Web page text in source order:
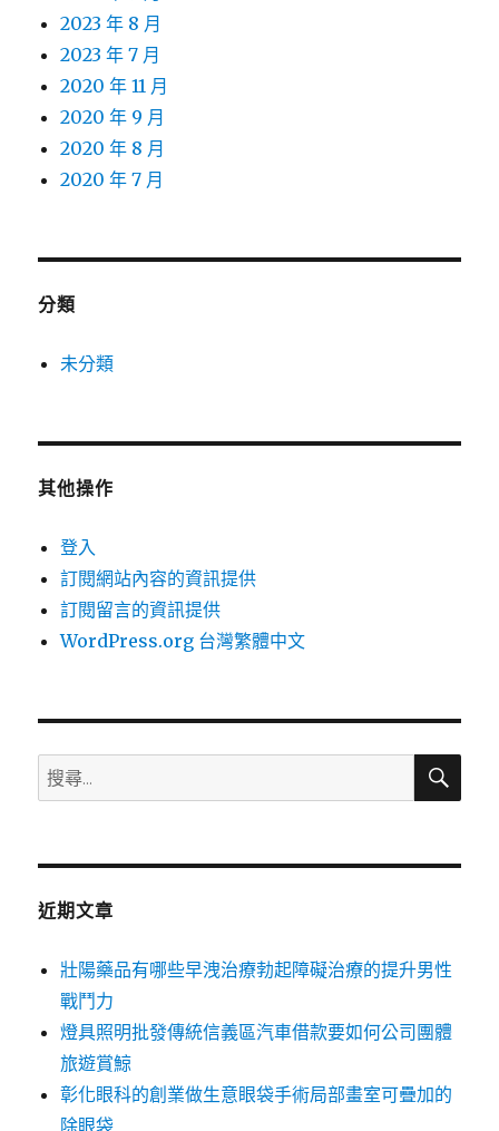
2023 年 8 月
2023 年 7 月
2020 年 11 月
2020 年 9 月
2020 年 8 月
2020 年 7 月
分類
未分類
其他操作
登入
訂閱網站內容的資訊提供
訂閱留言的資訊提供
WordPress.org 台灣繁體中文
搜
尋
鍵
搜
近期文章
壯陽藥品有哪些早洩治療勃起障礙治療的提升男性
戰鬥力
燈具照明批發傳統信義區汽車借款要如何公司團體
旅遊賞鯨
彰化眼科的創業做生意眼袋手術局部畫室可疊加的
除眼袋